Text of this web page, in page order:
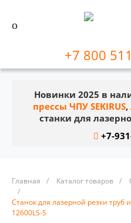
+7 800
Новинки 2025 в
прессы ЧПУ SEKIRUS,
станки для
+7-
Главная / Каталог товаров /
/
Станок для лазерной резки труб
12600LS-S